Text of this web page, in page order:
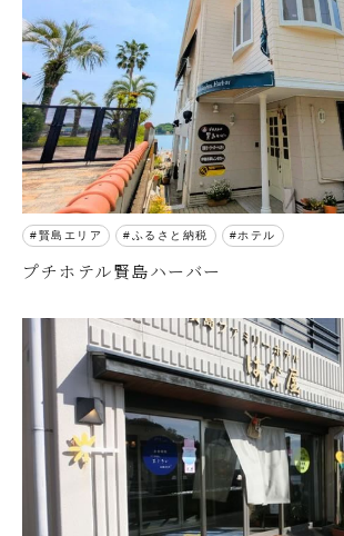
賢島エリア ふるさと納税 ホテル
プチホテル賢島ハーバー